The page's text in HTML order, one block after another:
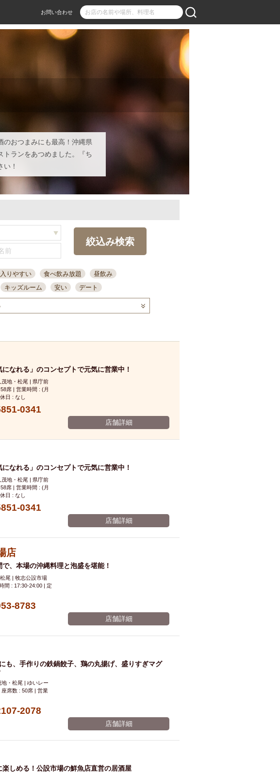
お問い合わせ
のおつまみにも最高！沖縄県
トランをあつめました。『ち
！
絞込み検索
りやすい 食べ飲み放題
昼飲み
キッズルーム 安い
デート
数
え 座敷席 記念日 泡盛
喫煙可
観光客に人気 大部屋30名
カウンター
ウィスキー テレビ 飲み会
掘りごたつ
リスマス 和食
沖縄料理
気軽に一杯
◎
ズ 天ぷら ラーメン
時間無制飲み放題
み 5000円以上コース
専用トイレあり
ペイディ（給料日）
ジンギスカン
ゃぶ
SEA
日本そば
レミアムフライデー
奥武山公園駅周辺
小禄駅周辺
ENJOY LUNCH 特集
造形集団
なれる」のコンセプトで元気に営業中！
地・松尾 | 県庁前
席 | 営業時間 : (月
日 : なし
0341
店舗詳細
なれる」のコンセプトで元気に営業中！
地・松尾 | 県庁前
席 | 営業時間 : (月
日 : なし
0341
店舗詳細
店
、本場の沖縄料理と泡盛を堪能！
尾 | 牧志公設市場
間 : 17:30-24:00 | 定
8783
店舗詳細
も、手作りの鉄鍋餃子、鶏の丸揚げ、盛りすぎマグ
・松尾 | ゆいレー
席数 : 50席 | 営業
2078
店舗詳細
しめる！公設市場の鮮魚店直営の居酒屋